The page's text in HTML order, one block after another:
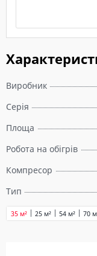
Виробник
Серія
Площа
Робота на обігрів
Компресор
Тип
25 м²
35 м² 54 м² 70